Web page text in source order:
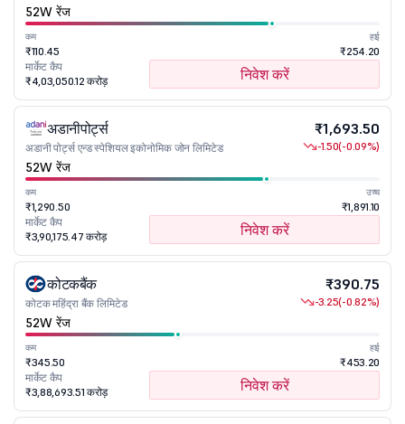
52W रेंज
कम
₹110.45
हाई
₹254.20
मार्केट कैप
₹4,03,050.12 करोड़
निवेश करें
अडानीपोर्ट्स
अडानी पोर्ट्स एन्ड स्पेशियल इकोनोमिक जोन लिमिटेड
₹1,693.50
-1.50(-0.09%)
52W रेंज
कम
₹1,290.50
उच्च
₹1,891.10
मार्केट कैप
₹3,90,175.47 करोड़
निवेश करें
कोटकबैंक
कोटक महिंद्रा बैंक लिमिटेड
₹390.75
-3.25(-0.82%)
52W रेंज
कम
₹345.50
हाई
₹453.20
मार्केट कैप
₹3,88,693.51 करोड़
निवेश करें